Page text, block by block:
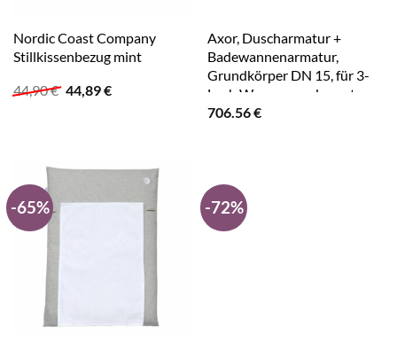
Nordic Coast Company
Stillkissenbezug mint
44,90€ Ursprünglicher
Preis
44,89€Aktueller
Axor, Duscharmatur +
Badewannenarmatur,
Grundkörper DN 15, für 3-
Loch Wannenrandarmatur
706.56€
-65% -72%